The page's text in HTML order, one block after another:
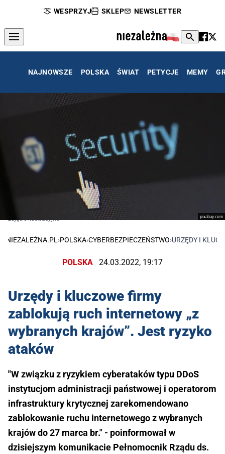
WESPRZYJ SKLEP NEWSLETTER
NAJNOWSZE POLSKA ŚWIAT PETYCJE MEMY
pixabay.com
zdjęcie ilustracyjne
NIEZALEŻNA.PL ›POLSKA›CYBERBEZPIECZEŃSTWO›URZĘDY I
POLSKA 24.03.2022, 19:17
Urzędy i kluczowe firmy
zablokują ruch internetowy „z
wybranych krajów”. Jest ryzyko
ataków
"W związku z ryzykiem cyberataków typu DDoS
instytucjom administracji państwowej i operatorom
infrastruktury krytycznej zarekomendowano
zablokowanie ruchu internetowego z wybranych
krajów do 27 marca br." - poinformował w
dzisiejszym komunikacie Pełnomocnik Rządu ds.